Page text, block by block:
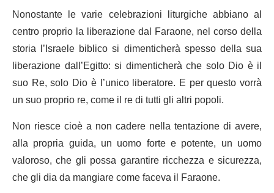
Nonostante le varie celebrazioni liturgiche abbiano al
centro proprio la liberazione dal Faraone, nel corso della
storia l’Israele biblico si dimenticherà spesso della sua
liberazione dall’Egitto: si dimenticherà che solo Dio è il
suo Re, solo Dio è l’unico liberatore. E per questo vorrà
un suo proprio re, come il re di tutti gli altri popoli.
Non riesce cioè a non cadere nella tentazione di avere,
alla propria guida, un uomo forte e potente, un uomo
valoroso, che gli possa garantire ricchezza e sicurezza,
che gli dia da mangiare come faceva il Faraone.